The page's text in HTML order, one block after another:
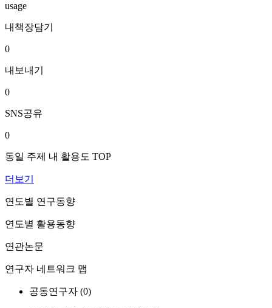
usage
내책장담기
0
내보내기
0
SNS공유
0
동일 주제 내 활용도 TOP
더보기
연도별 연구동향
연도별 활용동향
연관논문
연구자 네트워크 맵
공동연구자 (0)